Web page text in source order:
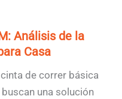
Análisis de la
Casa
de correr básica
una solución